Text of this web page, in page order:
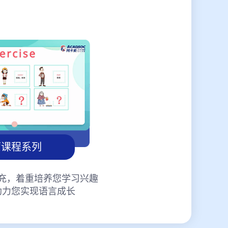
程系列
，着重培养您学习兴趣
您实现语言成长